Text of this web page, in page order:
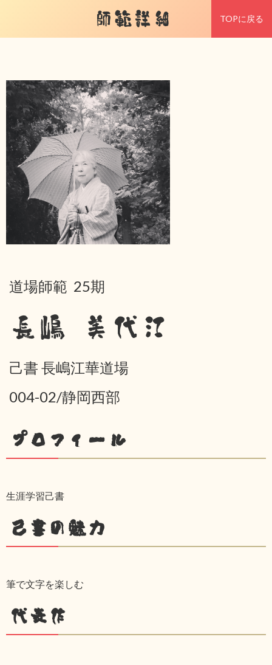
師範詳細 TOPに戻る
道場師範 25期
長嶋 美代江
己書 長嶋江華道場
004-02/静岡西部
プロフィール
生涯学習己書
己書の魅力
筆で文字を楽しむ
代表作